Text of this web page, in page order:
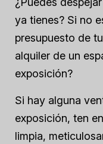
ya tienes? Si no
presupuesto de
alquiler de un
exposición?
Si hay alguna
exposición, ten
limpia,